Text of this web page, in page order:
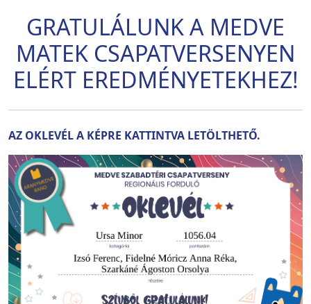
GRATULÁLUNK A MEDVE
MATEK CSAPATVERSENYEN
ELÉRT EREDMÉNYETEKHEZ!
AZ OKLEVÉL A KÉPRE KATTINTVA LETÖLTHETŐ.